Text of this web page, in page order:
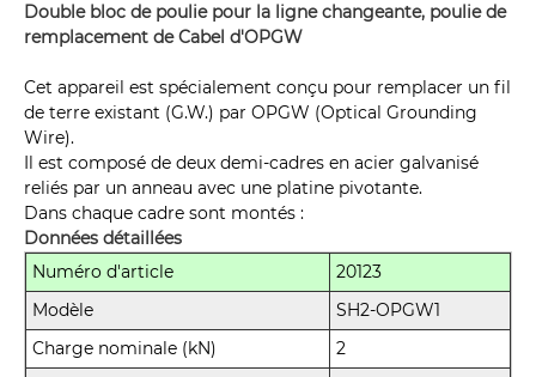
Double bloc de poulie pour la ligne changeante, poulie de
remplacement de Cabel d'OPGW
Cet appareil est spécialement conçu pour remplacer un fil
de terre existant (G.W.) par OPGW (Optical Grounding
Wire).
Il est composé de deux demi-cadres en acier galvanisé
reliés par un anneau avec une platine pivotante.
Dans chaque cadre sont montés :
Données détaillées
Numéro d'article
20123
Modèle
SH2-OPGW1
Charge nominale (kN)
2